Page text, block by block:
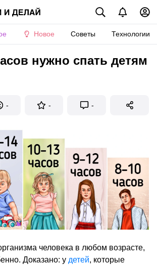
Новое Советы Технологии
нужно спать детям
- - -
человека в любом возрасте,
Доказано: у детей, которые